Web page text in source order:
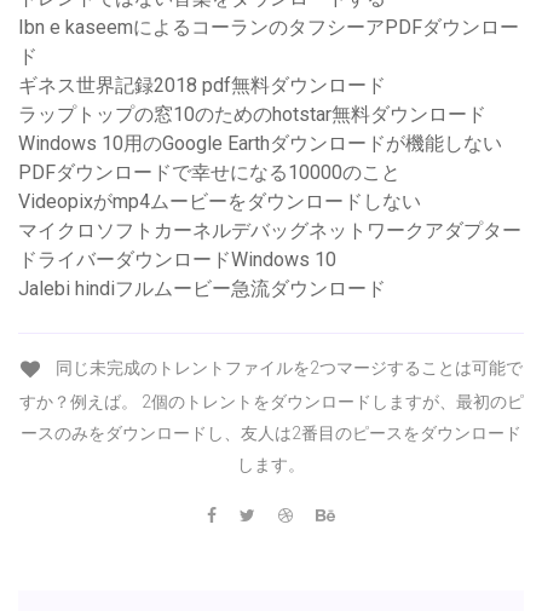
Ibn e kaseemによるコーランのタフシーアPDFダウンロー
ド
ギネス世界記録2018 pdf無料ダウンロード
ラップトップの窓10のためのhotstar無料ダウンロード
Windows 10用のGoogle Earthダウンロードが機能しない
PDFダウンロードで幸せになる10000のこと
Videopixがmp4ムービーをダウンロードしない
マイクロソフトカーネルデバッグネットワークアダプター
ドライバーダウンロードWindows 10
Jalebi hindiフルムービー急流ダウンロード
同じ未完成のトレントファイルを2つマージすることは可能で
すか？例えば。 2個のトレントをダウンロードしますが、最初のピ
ースのみをダウンロードし、友人は2番目のピースをダウンロード
します。